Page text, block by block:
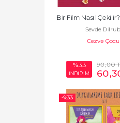
Bir Film Nasıl
Sevde
Cezve
%33
İNDİRİM
90,00
60
-%33